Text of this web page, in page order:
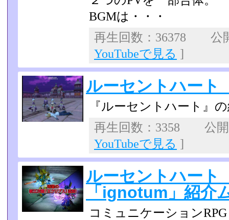
BGMは・・・
再生回数：36378 公
YouTubeで見る ]
ルーセントハー
『ルーセントハート』
再生回数：3358 公
YouTubeで見る ]
ルーセントハー
「ignotum」紹介
コミュニケーション